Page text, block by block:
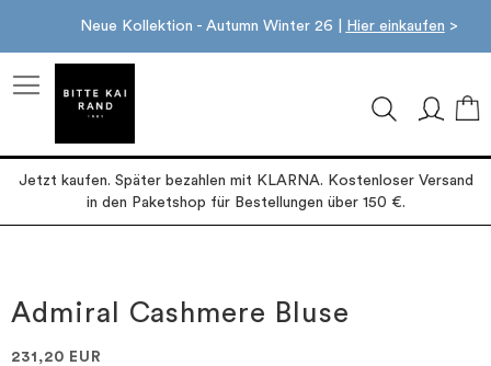
Neue Kollektion - Autumn Winter 26 | Hier einkaufen >
Jetzt kaufen. Später bezahlen mit KLARNA. Kostenloser Versand
in den Paketshop für Bestellungen über 150 €.
der
Bildgalerie
der
Bildgalerie
Admiral Cashmere Bluse
231,20 EUR